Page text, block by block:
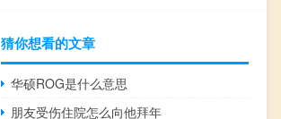
猜你想看的文章
华硕ROG是什么意思
朋友受伤住院怎么向他拜年